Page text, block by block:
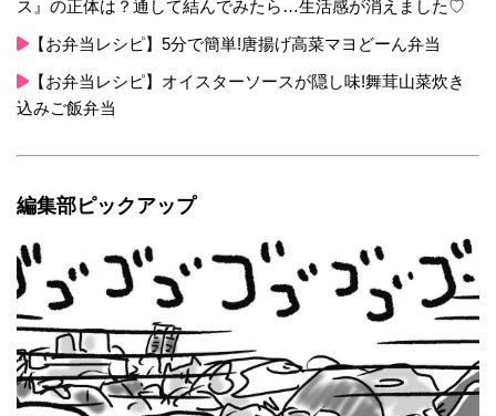
ス』の正体は？通して結んでみたら…生活感が消えました♡
【お弁当レシピ】5分で簡単!唐揚げ高菜マヨどーん弁当
【お弁当レシピ】オイスターソースが隠し味!舞茸山菜炊き
込みご飯弁当
編集部ピックアップ